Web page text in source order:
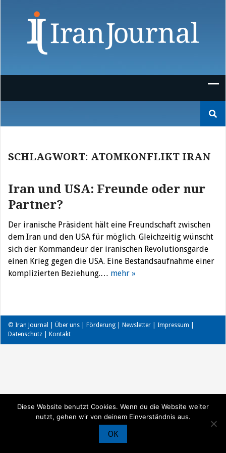
nach:
SCHLAGWORT: ATOMKONFLIKT IRAN
Iran und USA: Freunde oder nur
Partner?
Der iranische Präsident hält eine Freundschaft zwischen
dem Iran und den USA für möglich. Gleichzeitig wünscht
sich der Kommandeur der iranischen Revolutionsgarde
einen Krieg gegen die USA. Eine Bestandsaufnahme einer
komplizierten Beziehung.… mehr »
© Iran Journal | Über uns Förderung Newsletter Impressum
Datenschutz
Kontakt
Diese Website benutzt Cookies. Wenn du die Website weiter
nutzt, gehen wir von deinem Einverständnis aus.
OK